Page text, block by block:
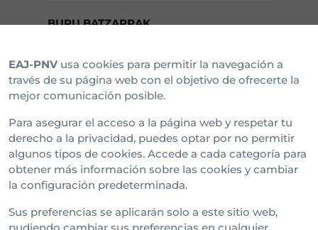
BURU BATZARRAK
Araba Buru Batzar
Bizkai Buru Batzar
Gipuzko Buru Batzar
Ipar Buru Batzar
Napar Buru Batzar
EAJ-PNV usa cookies para permitir la navegación a
través de su página web con el objetivo de ofrecerte la
mejor comunicación posible.
Para asegurar el acceso a la página web y respetar tu
derecho a la privacidad, puedes optar por no permitir
algunos tipos de cookies. Accede a cada categoría para
obtener más información sobre las cookies y cambiar
la configuración predeterminada.
Sus preferencias se aplicarán solo a este sitio web,